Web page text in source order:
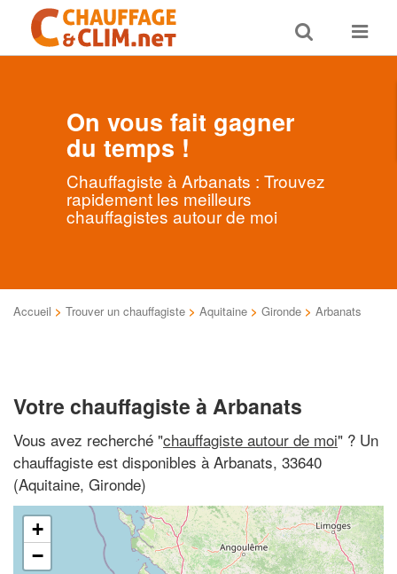
Toggle
search
Toggle
On vous fait gagner
du temps !
Chauffagiste à Arbanats : Trouvez
rapidement les meilleurs
chauffagistes autour de moi
Accueil > Trouver un chauffagiste > Aquitaine > Gironde > Arbanats
Votre chauffagiste à Arbanats
Vous avez recherché "chauffagiste autour de moi" ? Un
chauffagiste est disponibles à Arbanats, 33640
(Aquitaine, Gironde)
+
−